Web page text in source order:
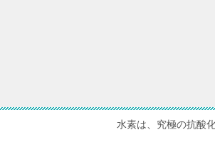
水素は、究極の抗酸